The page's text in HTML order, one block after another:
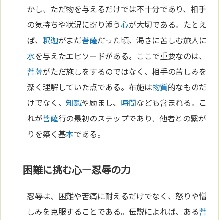
かし、ただ物を与えるだけでは不十分であり、相手
の気持ちや状況に寄り添う心が大切である。たとえ
ば、釈迦がまだ菩薩だった頃、渇きに苦しむ旅人に
水を与えたエピソードがある。ここで重要なのは、
菩薩がただ施しをするのではなく、相手の苦しみを
深く理解していた点である。布施は物質的なものだ
けでなく、知識や励まし、 時間なども含まれる。こ
れが菩薩行の最初のステップであり、他者との繋が
りを築く基本である。
困難に挑む心—忍辱の力
忍辱は、困難や苦痛に耐えるだけでなく、怒りや憎
しみを克服することである。伝説によれば、ある菩